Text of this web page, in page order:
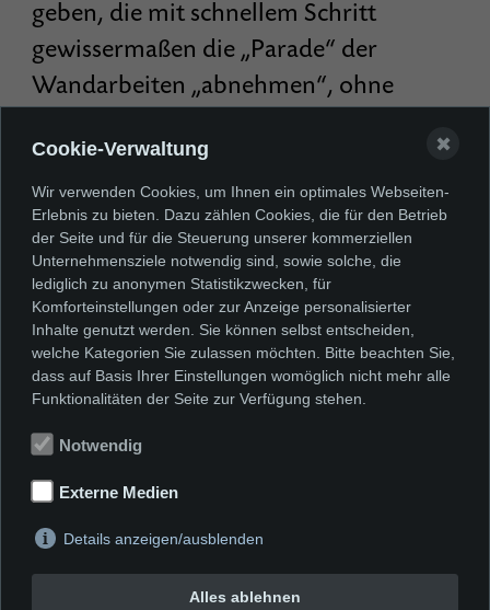
geben, die mit schnellem Schritt
gewissermaßen die „Parade“ der
Wandarbeiten „abnehmen“, ohne
immer nur der, der sich Zeit nimmt und
sich öffnet. Denn bei allen Arbeiten ist
der Betrachter gewissermaßen selbst
Bestandteil der Arbeit, und er kann nur
dann zu Einsichten gelangen, wenn er
bereit ist, aktiv zu sein und sich im
Raum beobachtend zu bewegen.
[...] Auszug aus dem Katalog „Douglas
Allsop - blind screen” der parallel zur
Ausstellung erschienen ist.
Cookie-Verwaltung
Wir verwenden Cookies, um Ihnen ein optimales Webseiten-
Erlebnis zu bieten. Dazu zählen Cookies, die für den Betrieb
der Seite und für die Steuerung unserer kommerziellen
Unternehmensziele notwendig sind, sowie solche, die
lediglich zu anonymen Statistikzwecken, für
Komforteinstellungen oder zur Anzeige personalisierter
Inhalte genutzt werden. Sie können selbst entscheiden,
welche Kategorien Sie zulassen möchten. Bitte beachten Sie,
dass auf Basis Ihrer Einstellungen womöglich nicht mehr alle
Funktionalitäten der Seite zur Verfügung stehen.
Notwendig
Externe Medien
Details anzeigen/ausblenden
Alles ablehnen
✖